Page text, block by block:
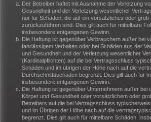
Der Betreiber haftet mit Ausnahme der Verletzung
Gesundheit und der Verletzung wesentlicher
nur für Schäden, die auf ein vorsätzliches oder grob
zurückzuführen sind. Dies gilt auch für mittelbare
insbesondere entgangenen Gewinn.
Die Haftung ist gegenüber Verbrauchern außer bei
fahrlässigem Verhalten oder bei Schäden aus der
und Gesundheit und der Verletzung wesentlicher
(Kardinalpflichten) auf die bei Vertragsschluss
Schäden und im übrigen der Höhe nach auf die
Durchschnittsschäden begrenzt. Dies gilt auch für
insbesondere entgangenen Gewinn.
Die Haftung ist gegenüber Unternehmern außer bei
Körper und Gesundheit oder vorsätzlichem oder
Betreibers auf die bei Vertragsschluss
und im Übrigen der Höhe nach auf die
begrenzt. Dies gilt auch für mittelbare Schäden,